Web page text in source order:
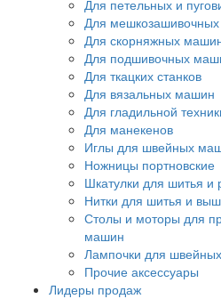
Для петельных и
Для
Для скорняжных
Для подшивочных
Для ткацких станков
Для вязальных машин
Для гладильной
Для манекенов
Иглы для швейных
Ножницы портновские
Шкатулки для шитья и
Нитки для шитья и
Столы и моторы для
машин
Лампочки для
Прочие аксессуары
Лидеры продаж